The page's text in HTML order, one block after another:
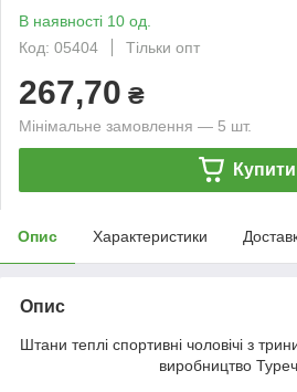
В наявності 10 од.
Код: 05404
Тільки опт
267,70 ₴
Мінімальне замовлення — 5 шт.
Купити
Опис Характеристики
Опис
Штани теплі спортивні чоловічі з
виробництво